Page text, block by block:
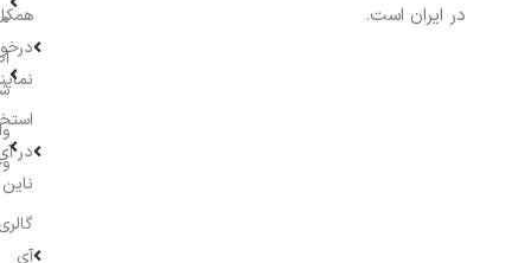
در ایران است.
در
ناین
آی